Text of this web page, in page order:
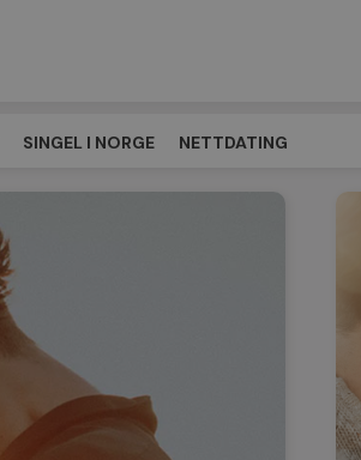
SINGEL I NORGE NETTDATING